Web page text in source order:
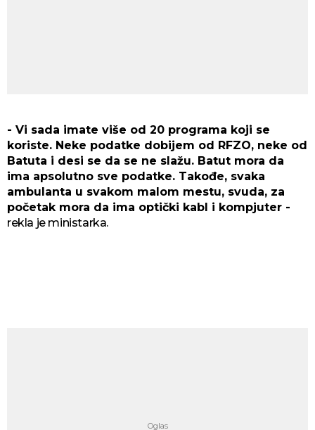
- Vi sada imate više od 20 programa koji se
koriste. Neke podatke dobijem od RFZO, neke od
Batuta i desi se da se ne slažu. Batut mora da
ima apsolutno sve podatke. Takođe, svaka
ambulanta u svakom malom mestu, svuda, za
početak mora da ima optički kabl i kompjuter -
rekla je ministarka.